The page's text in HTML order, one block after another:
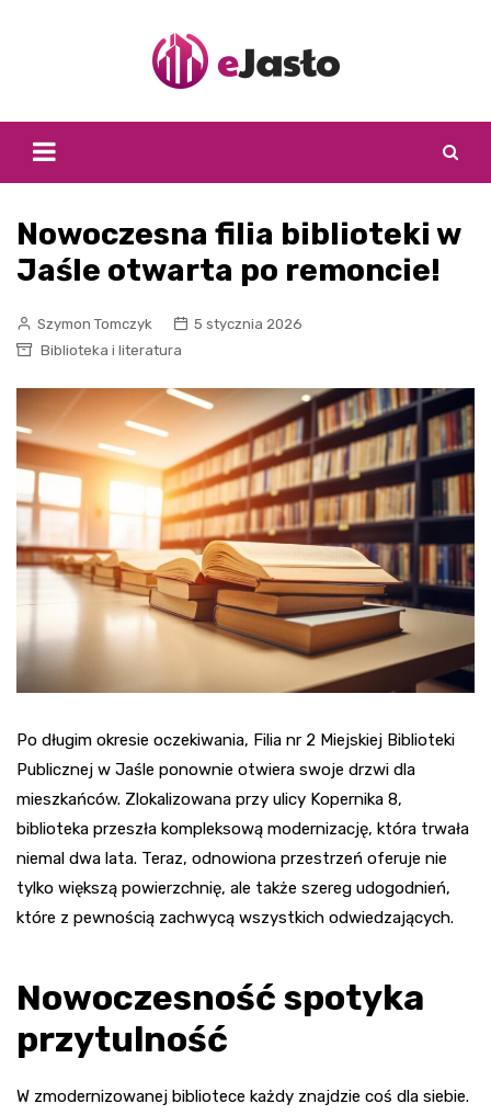
Nowoczesna filia biblioteki w
Jaśle otwarta po remoncie!
Szymon Tomczyk
5 stycznia 2026
Biblioteka i literatura
Po długim okresie oczekiwania, Filia nr 2 Miejskiej Biblioteki
Publicznej w Jaśle ponownie otwiera swoje drzwi dla
mieszkańców. Zlokalizowana przy ulicy Kopernika 8,
biblioteka przeszła kompleksową modernizację, która trwała
niemal dwa lata. Teraz, odnowiona przestrzeń oferuje nie
tylko większą powierzchnię, ale także szereg udogodnień,
które z pewnością zachwycą wszystkich odwiedzających.
Nowoczesność spotyka
przytulność
W zmodernizowanej bibliotece każdy znajdzie coś dla siebie.